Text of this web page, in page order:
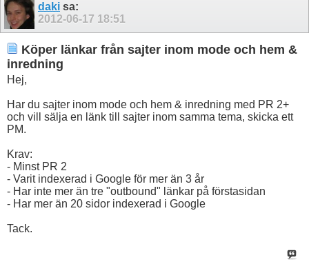
daki sa:
2012-06-17 18:51
Köper länkar från sajter inom mode och hem &
inredning
Hej,
Har du sajter inom mode och hem & inredning med PR 2+
och vill sälja en länk till sajter inom samma tema, skicka ett
PM.
Krav:
- Minst PR 2
- Varit indexerad i Google för mer än 3 år
- Har inte mer än tre "outbound" länkar på förstasidan
- Har mer än 20 sidor indexerad i Google
Tack.